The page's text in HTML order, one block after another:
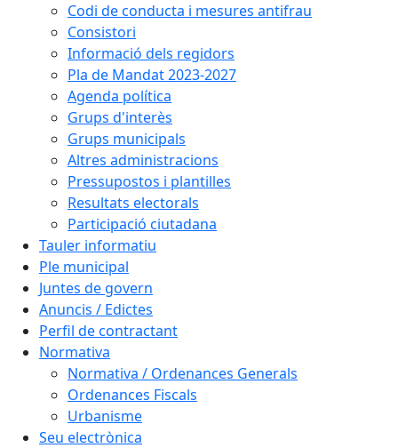
Codi de conducta i mesures antifrau
Consistori
Informació dels regidors
Pla de Mandat 2023-2027
Agenda política
Grups d'interès
Grups municipals
Altres administracions
Pressupostos i plantilles
Resultats electorals
Participació ciutadana
Tauler informatiu
Ple municipal
Juntes de govern
Anuncis / Edictes
Perfil de contractant
Normativa
Normativa / Ordenances Generals
Ordenances Fiscals
Urbanisme
Seu electrònica